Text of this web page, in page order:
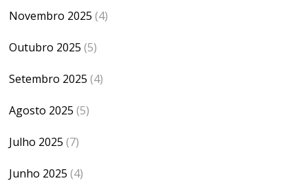
Novembro 2025 (4)
Outubro 2025 (5)
Setembro 2025 (4)
Agosto 2025 (5)
Julho 2025 (7)
Junho 2025 (4)